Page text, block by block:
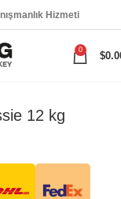
Hizmeti
0
$
12 kg